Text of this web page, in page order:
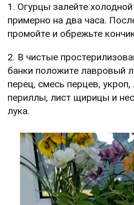
1. Огурцы залейте
примерно на два часа.
промойте и обрежьте
2. В чистые
банки положите лавровый
перец, смесь перцев,
периллы, лист щирицы и
лука.